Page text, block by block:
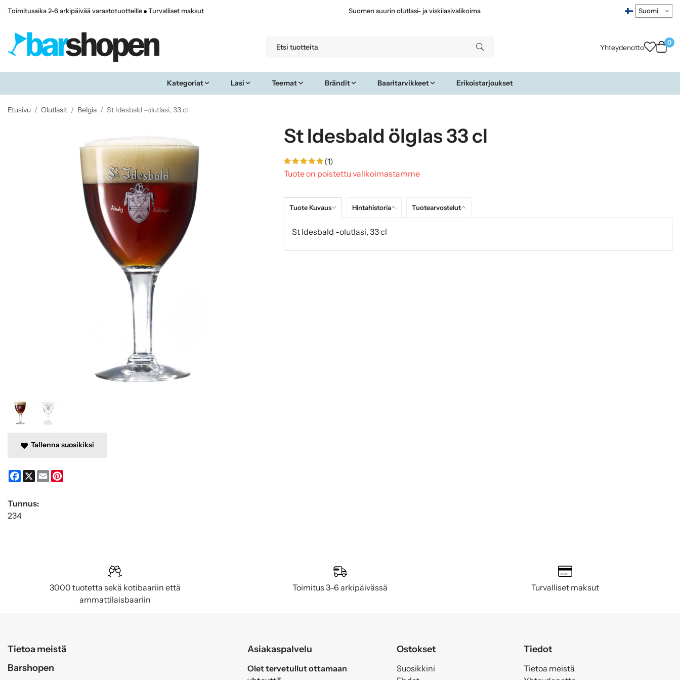
Toimitusaika 2-6 arkipäivää varastotuotteille Turvalliset maksut Suomen suurin olutlasi- ja viskilasivalikoima
Yhteydenotto
0
Kategoriat Lasi Teemat Brändit Baaritarvikkeet Erikoistarjoukset
Etusivu / Olutlasit / Belgia / St Idesbald -olutlasi, 33 cl
St Idesbald ölglas 33 cl
(1)
Tuote on poistettu valikoimastamme
Tuote Kuvaus Hintahistoria Tuotearvostelut
St Idesbald -olutlasi, 33 cl
Tallenna suosikiksi
Facebook
X Email
Tunnus:
234
3000 tuotetta sekä kotibaariin että
ammattilaisbaariin
Toimitus 3–6 arkipäivässä Turvalliset maksut
Tietoa meistä
Barshopen
Asiakaspalvelu
Olet tervetullut ottamaan
Ostokset
Suosikkini
Tiedot
Tietoa meistä